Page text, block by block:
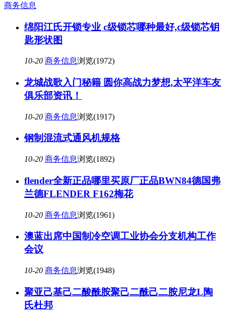
商务信息
绵阳江氏开锁专业 c级锁芯哪种最好,c级锁芯钥
匙形状图
10-20 商务信息浏览(1972)
龙城战歌入门秘籍 圆你高战力梦想,太平洋车友
俱乐部资讯！
10-20 商务信息浏览(1917)
钢制混流式通风机规格
10-20 商务信息浏览(1892)
flender全新正品哪里买原厂正品BWN84德国弗
兰德FLENDER F162梅花
10-20 商务信息浏览(1961)
澳蓝出席中国制冷空调工业协会分支机构工作
会议
10-20 商务信息浏览(1948)
聚亚己基己二酸酰胺聚己二酰己二胺尼龙L陶
氏杜邦